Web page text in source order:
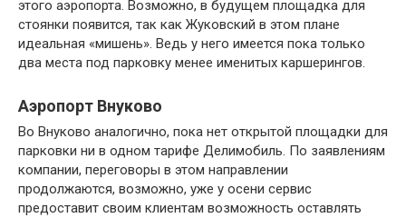
этого аэропорта. Возможно, в будущем площадка для
стоянки появится, так как Жуковский в этом плане
идеальная «мишень». Ведь у него имеется пока только
два места под парковку менее именитых каршерингов.
Аэропорт Внуково
Во Внуково аналогично, пока нет открытой площадки для
парковки ни в одном тарифе Делимобиль. По заявлениям
компании, переговоры в этом направлении
продолжаются, возможно, уже у осени сервис
предоставит своим клиентам возможность оставлять